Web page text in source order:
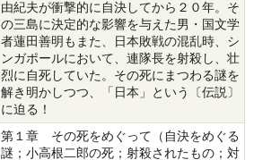
由紀夫が衝撃的に自決してから２０年。そ
の三島に決定的な影響を与えた男・国文学
者蓮田善明もまた、日本敗戦の混乱時、シ
ンガポールにおいて、連隊長を射殺し、壮
烈に自死していた。その死にまつわる謎を
解き明かしつつ、「日本」という〔伝説〕
に迫る！
第１章 その死をめぐって（自決をめぐる
謎；小高根二郎の死；射殺されたもの；対